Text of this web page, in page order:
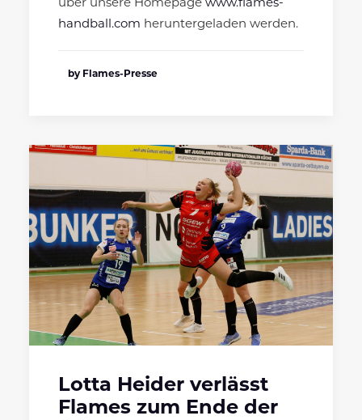
über unsere Homepage www.flames-
handball.com heruntergeladen werden.
by Flames-Presse
Lotta Heider verlässt
Flames zum Ende der